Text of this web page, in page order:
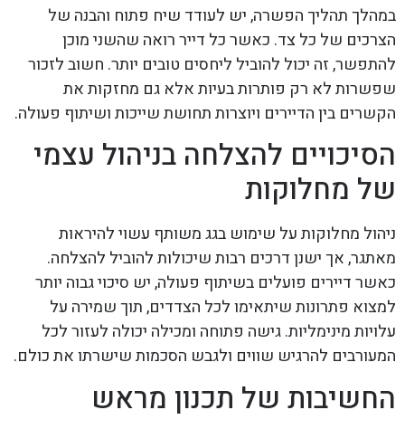
במהלך תהליך הפשרה, יש לעודד שיח פתוח והבנה של
הצרכים של כל צד. כאשר כל דייר רואה שהשני מוכן
להתפשר, זה יכול להוביל ליחסים טובים יותר. חשוב לזכור
שפשרות לא רק פותרות בעיות אלא גם מחזקות את
הקשרים בין הדיירים ויוצרות תחושת שייכות ושיתוף פעולה.
הסיכויים להצלחה בניהול עצמי
של מחלוקות
ניהול מחלוקות על שימוש בגג משותף עשוי להיראות
מאתגר, אך ישנן דרכים רבות שיכולות להוביל להצלחה.
כאשר דיירים פועלים בשיתוף פעולה, יש סיכוי גבוה יותר
למצוא פתרונות שיתאימו לכל הצדדים, תוך שמירה על
עלויות מינימליות. גישה פתוחה ומכילה יכולה לעזור לכל
המעורבים להרגיש שווים ולגבש הסכמות שישרתו את כולם.
החשיבות של תכנון מראש